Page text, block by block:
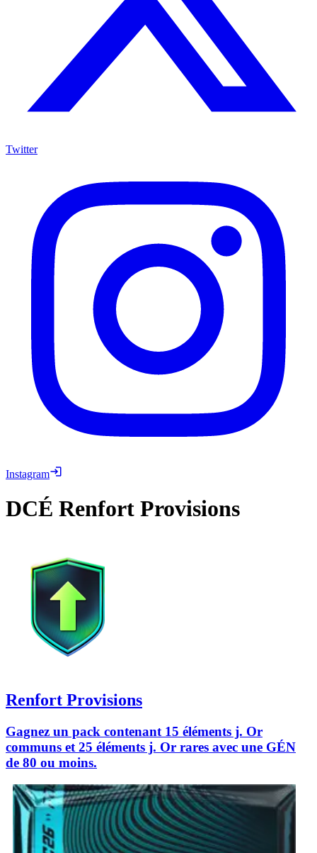
Twitter
Instagram
DCÉ Renfort Provisions
Renfort Provisions
Gagnez un pack contenant 15 éléments j. Or
communs et 25 éléments j. Or rares avec une GÉN
de 80 ou moins.